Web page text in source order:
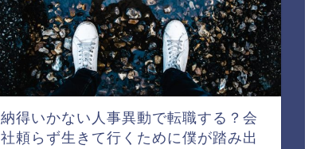
納得いかない人事異動で転職する？会
社頼らず生きて行くために僕が踏み出